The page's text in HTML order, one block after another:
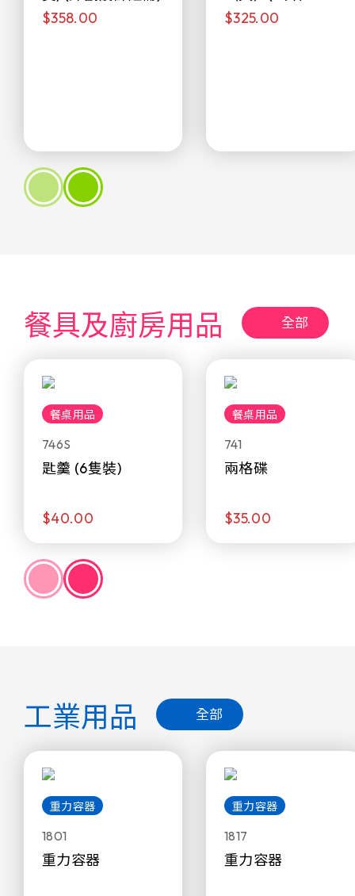
$358.00
侖)
$325.00
餐具及廚房用品 全部
餐桌用品
746S
匙羹 (6隻裝)
$40.00
餐桌用品
741
兩格碟
$35.00
工業用品 全部
重力容器
1801
重力容器
重力容器
1817
重力容器